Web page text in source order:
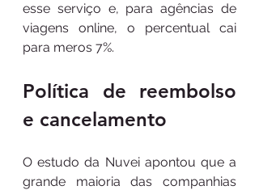
esse serviço e, para agências de
viagens online, o percentual cai
para meros 7%.
Política de reembolso
e cancelamento
O estudo da Nuvei apontou que a
grande maioria das companhias